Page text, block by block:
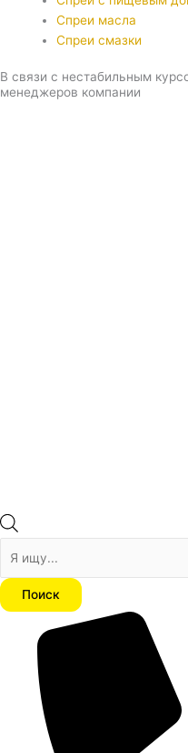
Спреи масла
Спреи смазки
В связи с нестабильным
менеджеров компании
Поиск